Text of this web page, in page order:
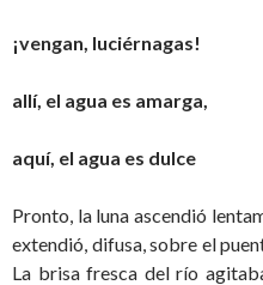
¡vengan, luciérnagas!
allí, el agua es amarga,
aquí, el agua es dulce
Pronto, la luna ascendió
extendió, difusa, sobre el
La brisa fresca del río